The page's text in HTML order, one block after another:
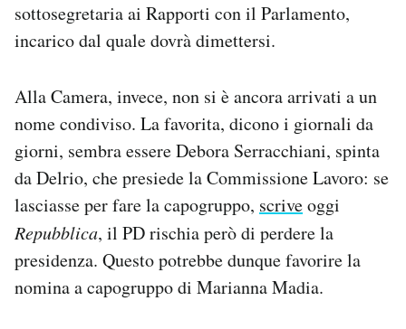
sottosegretaria ai Rapporti con il Parlamento,
incarico dal quale dovrà dimettersi.
Alla Camera, invece, non si è ancora arrivati a un
nome condiviso. La favorita, dicono i giornali da
giorni, sembra essere Debora Serracchiani, spinta
da Delrio, che presiede la Commissione Lavoro: se
lasciasse per fare la capogruppo, scriveoggi
Repubblica, il PD rischia però di perdere la
presidenza. Questo potrebbe dunque favorire la
nomina a capogruppo di Marianna Madia.